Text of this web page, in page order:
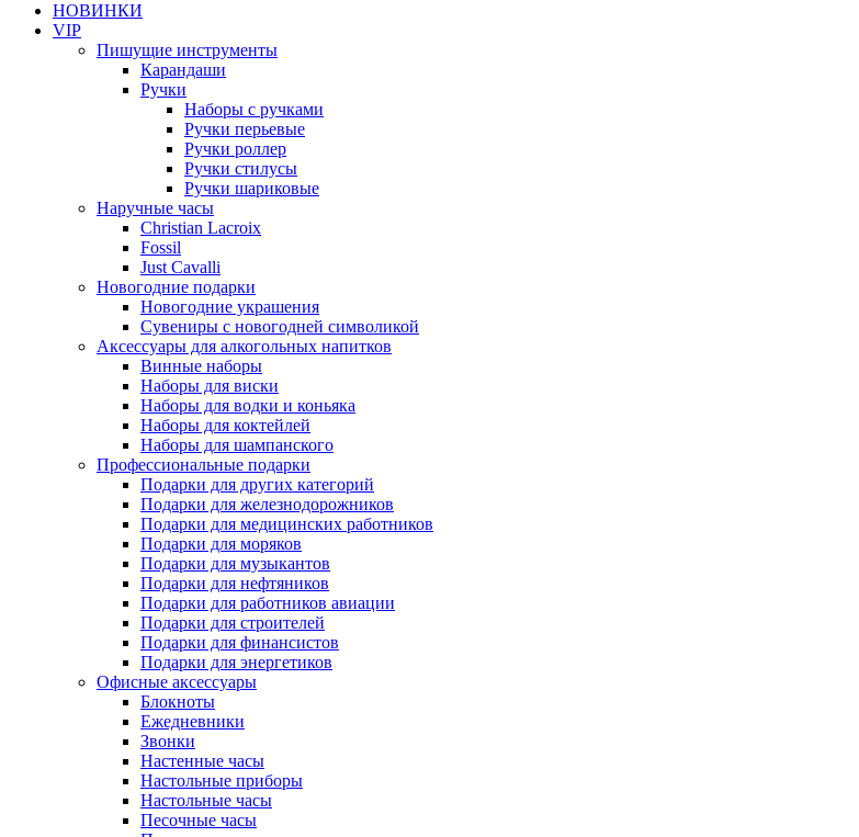
НОВИНКИ
VIP
Пишущие инструменты
Карандаши
Ручки
Наборы с ручками
Ручки перьевые
Ручки роллер
Ручки стилусы
Ручки шариковые
Наручные часы
Christian Lacroix
Fossil
Just Cavalli
Новогодние подарки
Новогодние украшения
Сувениры с новогодней символикой
Аксессуары для алкогольных напитков
Винные наборы
Наборы для виски
Наборы для водки и коньяка
Наборы для коктейлей
Наборы для шампанского
Профессиональные подарки
Подарки для других категорий
Подарки для железнодорожников
Подарки для медицинских работников
Подарки для моряков
Подарки для музыкантов
Подарки для нефтяников
Подарки для работников авиации
Подарки для строителей
Подарки для финансистов
Подарки для энергетиков
Офисные аксессуары
Блокноты
Ежедневники
Звонки
Настенные часы
Настольные приборы
Настольные часы
Песочные часы